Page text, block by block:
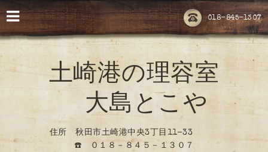
018-845-1307
土崎港の理容室
大島とこや
住所 秋田市土崎港中央3丁目11-33
☎️ ０１８－８４５－１３０７